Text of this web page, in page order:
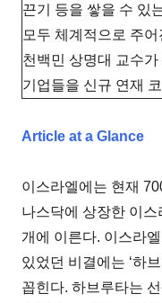
끈기 등을 쌓을 수 있
모두 체계적으로 주
천백민 상명대 교수
기업들을 신규 연재
Article at a Glance
이스라엘에는 현재
나스닥에 상장한 이
개에 이른다. 이스라
있었던 비결에는 ‘하
꼽힌다. 하브루타는